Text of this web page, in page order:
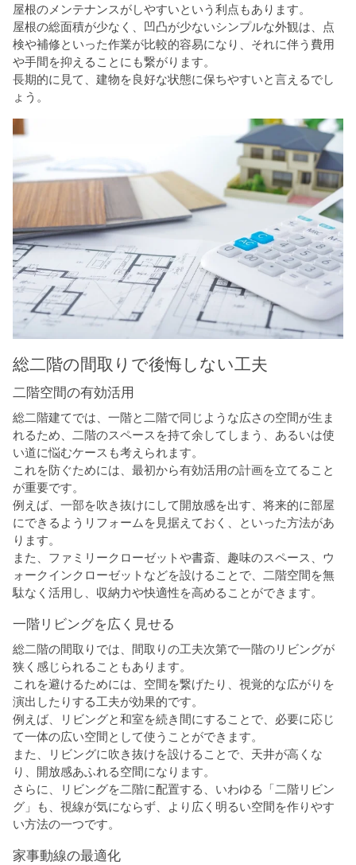
屋根のメンテナンスがしやすいという利点もあります。
屋根の総面積が少なく、凹凸が少ないシンプルな外観は、点
検や補修といった作業が比較的容易になり、それに伴う費用
や手間を抑えることにも繋がります。
長期的に見て、建物を良好な状態に保ちやすいと言えるでし
ょう。
総二階の間取りで後悔しない工夫
二階空間の有効活用
総二階建てでは、一階と二階で同じような広さの空間が生ま
れるため、二階のスペースを持て余してしまう、あるいは使
い道に悩むケースも考えられます。
これを防ぐためには、最初から有効活用の計画を立てること
が重要です。
例えば、一部を吹き抜けにして開放感を出す、将来的に部屋
にできるようリフォームを見据えておく、といった方法があ
ります。
また、ファミリークローゼットや書斎、趣味のスペース、ウ
ォークインクローゼットなどを設けることで、二階空間を無
駄なく活用し、収納力や快適性を高めることができます。
一階リビングを広く見せる
総二階の間取りでは、間取りの工夫次第で一階のリビングが
狭く感じられることもあります。
これを避けるためには、空間を繋げたり、視覚的な広がりを
演出したりする工夫が効果的です。
例えば、リビングと和室を続き間にすることで、必要に応じ
て一体の広い空間として使うことができます。
また、リビングに吹き抜けを設けることで、天井が高くな
り、開放感あふれる空間になります。
さらに、リビングを二階に配置する、いわゆる「二階リビン
グ」も、視線が気にならず、より広く明るい空間を作りやす
い方法の一つです。
家事動線の最適化